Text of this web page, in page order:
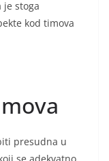
stoga
kod timova
presudna u
se adekvatno